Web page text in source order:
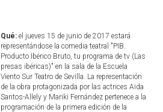
Qué:el jueves 15 de junio de 2017 estará
representándose la comedia teatral "PIB.
Producto Ibérico Bruto, tu programa de tv (Las
presas ibéricas)" en la sala de la Escuela
Viento Sur Teatro de Sevilla. La representación
de la obra protagonizada por las actrices Aïda
Santos-Allely y Mariki Fernández pertenece a la
programación de la primera edición de la